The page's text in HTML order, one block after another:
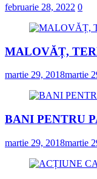
februarie 28, 2022 0
MALOVĂȚ,
martie 29, 2018martie
BANI PENTRU
martie 29, 2018martie